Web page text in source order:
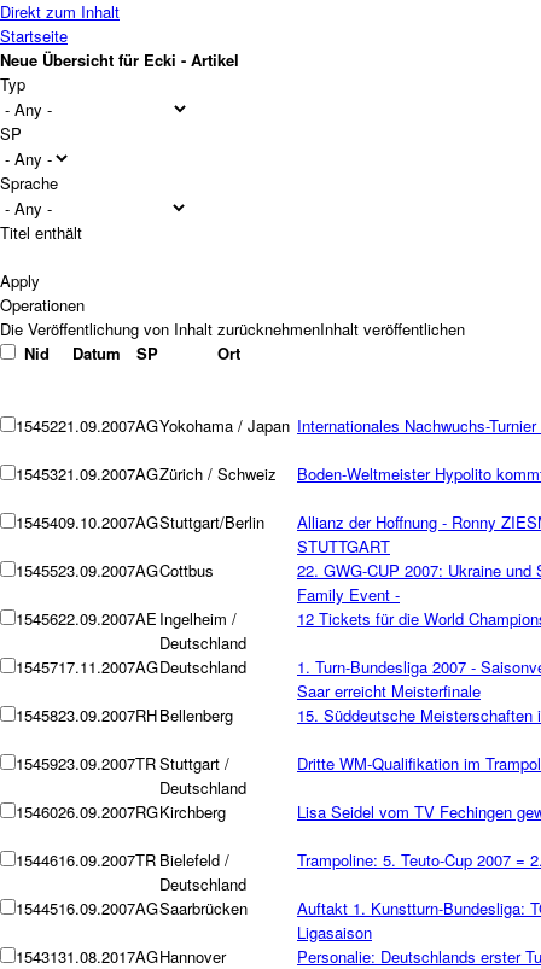
Direkt zum Inhalt
Startseite
Neue Übersicht für Ecki - Artikel
Typ
SP
Sprache
Titel enthält
Operationen
Nid Datum SP Ort
1545221.09.2007AGYokohama / Japan Internationales Nachwuchs-
1545321.09.2007AGZürich / Schweiz Boden-Weltmeister Hypolito
1545409.10.2007AGStuttgart/Berlin
Allianz der Hoffnung - Ronny
STUTTGART
1545523.09.2007AGCottbus
22. GWG-CUP 2007: Ukraine
Family Event -
1545622.09.2007AE Ingelheim /
Deutschland
12 Tickets für die World
1545717.11.2007AGDeutschland
1. Turn-Bundesliga 2007 -
Saar erreicht Meisterfinale
1545823.09.2007RHBellenberg 15. Süddeutsche Meisterschaften
1545923.09.2007TRStuttgart /
Deutschland
Dritte WM-Qualifikation im
1546026.09.2007RGKirchberg Lisa Seidel vom TV Fechingen
1544616.09.2007TR Bielefeld /
Deutschland
Trampoline: 5. Teuto-Cup 2007 =
1544516.09.2007AGSaarbrücken
Auftakt 1. Kunstturn-Bundesliga:
Ligasaison
1543131.08.2017AGHannover Personalie: Deutschlands erster